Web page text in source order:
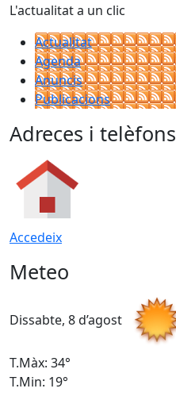
L'actualitat a un clic
Actualitat
Agenda
Anuncis
Publicacions
Adreces i telèfons
Accedeix
Meteo
Dissabte, 8 d’agost
T.Màx: 34°
T.Min: 19°